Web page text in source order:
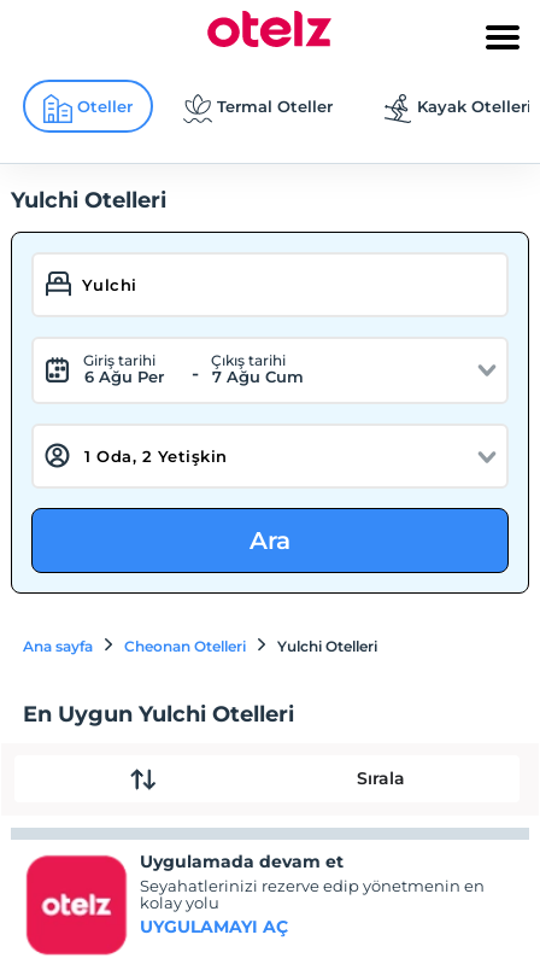
Oteller Termal Oteller Kayak Otelleri
Yulchi Otelleri
Giriş tarihi
6 Ağu Per -
Çıkış tarihi
7 Ağu Cum
Ara
Ana sayfa Cheonan Otelleri Yulchi Otelleri
En Uygun Yulchi Otelleri
Sırala
Uygulamada devam et
Seyahatlerinizi rezerve edip yönetmenin en
kolay yolu
UYGULAMAYI AÇ